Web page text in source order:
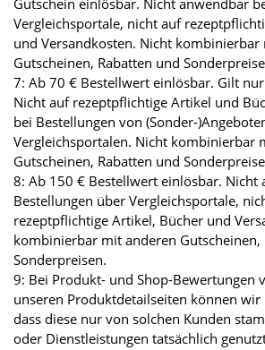
Gutschein einlösbar. Nicht anwendbar
Vergleichsportale, nicht auf
und Versandkosten. Nicht kombinierbar
Gutscheinen, Rabatten und
7: Ab 70 € Bestellwert einlösbar. Gilt
Nicht auf rezeptpflichtige Artikel und
bei Bestellungen von (Sonder-
Vergleichsportalen. Nicht kombinierbar
Gutscheinen, Rabatten und
8: Ab 150 € Bestellwert einlösbar. Nicht
Bestellungen über Vergleichsportale,
rezeptpflichtige Artikel, Bücher und
kombinierbar mit anderen Gutscheinen,
Sonderpreisen.
9: Bei Produkt- und Shop-Bewertungen
unseren Produktdetailseiten können wir
dass diese nur von solchen Kunden
oder Dienstleistungen tatsächlich